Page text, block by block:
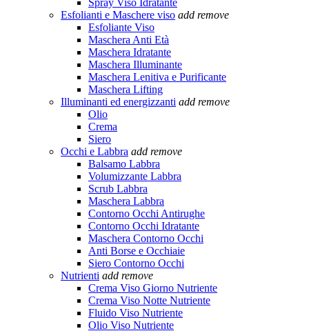
Spray Viso Idratante
Esfolianti e Maschere viso add remove
Esfoliante Viso
Maschera Anti Età
Maschera Idratante
Maschera Illuminante
Maschera Lenitiva e Purificante
Maschera Lifting
Illuminanti ed energizzanti add remove
Olio
Crema
Siero
Occhi e Labbra add remove
Balsamo Labbra
Volumizzante Labbra
Scrub Labbra
Maschera Labbra
Contorno Occhi Antirughe
Contorno Occhi Idratante
Maschera Contorno Occhi
Anti Borse e Occhiaie
Siero Contorno Occhi
Nutrienti add remove
Crema Viso Giorno Nutriente
Crema Viso Notte Nutriente
Fluido Viso Nutriente
Olio Viso Nutriente